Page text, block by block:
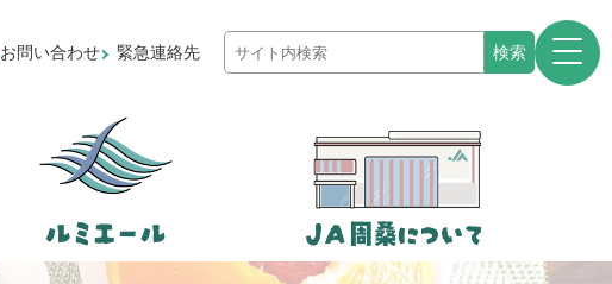
お問い合わせ 緊急連絡先